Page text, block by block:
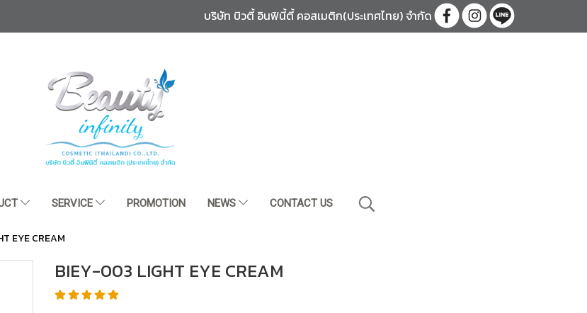
บริษัท บิวตี้ อินฟินี้ตี้ คอสเมติก(ประเทศไทย) จำกัด
SERVICE PROMOTION NEWS CONTACT US
EYE CREAM
BIEY-003 LIGHT EYE CREAM